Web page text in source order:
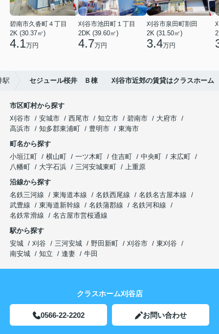
碧南市久沓町４丁目
2K (30.37㎡)
4.1万円
刈谷市池田町１丁目
2DK (39.60㎡)
4.7万円
刈谷市泉田町割田
2K (31.50㎡)
3.4万円
駅 セジュール桜井 Ｂ棟 刈谷市近郊の賃貸はクラスホーム
市区町村から探す
刈谷市
安城市 西尾市 知立市 碧南市
大府市
高浜市
知多郡東浦町 豊明市
東海市
町名から探す
小垣江町
横山町 一ツ木町 住吉町 中央町
末広町
八幡町
大字石浜 三河安城東町
上重原
沿線から探す
名鉄三河線
東海道本線 名鉄西尾線
名鉄名古屋本線
武豊線
東海道新幹線 名鉄蒲郡線
名鉄河和線
名鉄常滑線
名古屋市営桜通線
駅から探す
安城
刈谷 三河安城 野田新町 刈谷市
東刈谷
南安城
知立 逢妻 牛田
クラスホーム刈谷店
0566-22-2202 お問い合わせ